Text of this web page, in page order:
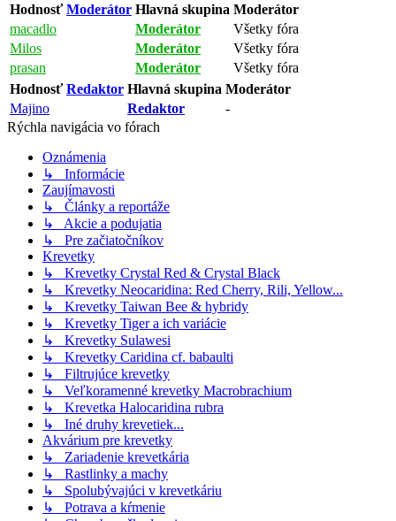
HodnosťModerátor Hlavná skupina Moderátor
macadlo
Moderátor
Všetky fóra
Milos
Moderátor
Všetky fóra
prasan
Moderátor
Všetky fóra
HodnosťRedaktor Hlavná skupina Moderátor
Majino
Redaktor
-
Rýchla navigácia vo fórach
Oznámenia
↳ Informácie
Zaujímavosti
↳ Články a reportáže
↳ Akcie a podujatia
↳ Pre začiatočníkov
Krevetky
↳ Krevetky Crystal Red & Crystal Black
↳ Krevetky Neocaridina: Red Cherry, Rili, Yellow...
↳ Krevetky Taiwan Bee & hybridy
↳ Krevetky Tiger a ich variácie
↳ Krevetky Sulawesi
↳ Krevetky Caridina cf. babaulti
↳ Filtrujúce krevetky
↳ Veľkoramenné krevetky Macrobrachium
↳ Krevetka Halocaridina rubra
↳ Iné druhy krevetiek...
Akvárium pre krevetky
↳ Zariadenie krevetkária
↳ Rastlinky a machy
↳ Spolubývajúci v krevetkáriu
↳ Potrava a kŕmenie